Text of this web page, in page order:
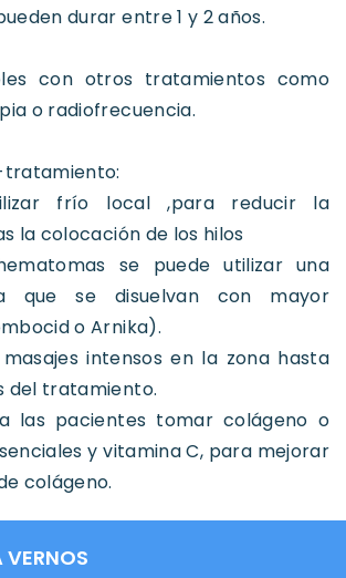
durar entre 1 y 2 años.
con otros tratamientos como
o radiofrecuencia.
tratamiento:
frío local ,para reducir la
la colocación de los hilos
se puede utilizar una
que se disuelvan con mayor
o Arnika).
intensos en la zona hasta
del tratamiento.
las pacientes tomar colágeno o
y vitamina C, para mejorar
colágeno.
VERNOS